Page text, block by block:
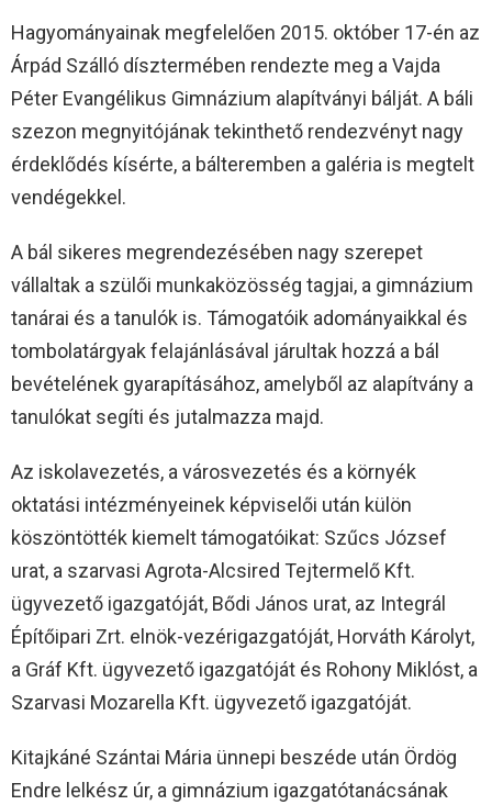
Hagyományainak megfelelően 2015. október 17-én az
Árpád Szálló dísztermében rendezte meg a Vajda
Péter Evangélikus Gimnázium alapítványi bálját. A báli
szezon megnyitójának tekinthető rendezvényt nagy
érdeklődés kísérte, a bálteremben a galéria is megtelt
vendégekkel.
A bál sikeres megrendezésében nagy szerepet
vállaltak a szülői munkaközösség tagjai, a gimnázium
tanárai és a tanulók is. Támogatóik adományaikkal és
tombolatárgyak felajánlásával járultak hozzá a bál
bevételének gyarapításához, amelyből az alapítvány a
tanulókat segíti és jutalmazza majd.
Az iskolavezetés, a városvezetés és a környék
oktatási intézményeinek képviselői után külön
köszöntötték kiemelt támogatóikat: Szűcs József
urat, a szarvasi Agrota-Alcsired Tejtermelő Kft.
ügyvezető igazgatóját, Bődi János urat, az Integrál
Építőipari Zrt. elnök-vezérigazgatóját, Horváth Károlyt,
a Gráf Kft. ügyvezető igazgatóját és Rohony Miklóst, a
Szarvasi Mozarella Kft. ügyvezető igazgatóját.
Kitajkáné Szántai Mária ünnepi beszéde után Ördög
Endre lelkész úr, a gimnázium igazgatótanácsának